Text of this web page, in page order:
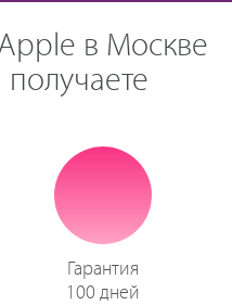
в Москве
Гарантия
100 дней